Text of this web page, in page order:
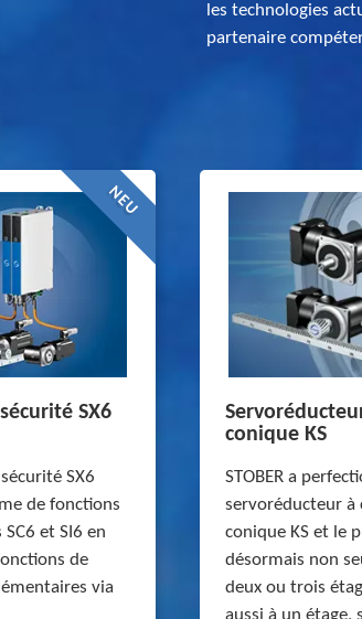
les technologies
partenaire
NEU
SX6
SX6
de fonctions
et SI6 en
de
via
conique KS
STOBER a
servoréducteur à
conique KS et le
désormais non
deux ou trois